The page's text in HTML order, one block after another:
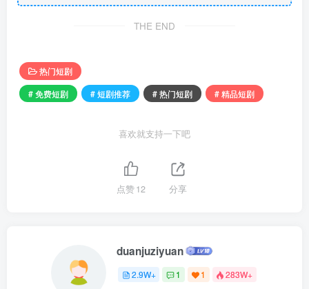
THE END
热门短剧
# 免费短剧
# 短剧推荐 # 热门短剧 # 精品短剧
喜欢就支持一下吧
点赞12 分享
duanjuziyuan
2.9W+ 1 1 283W+